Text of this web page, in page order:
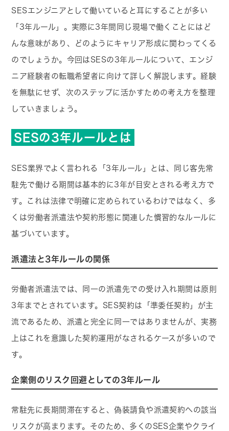
SESエンジニアとして働いていると耳にすることが多い
「3年ルール」。実際に3年間同じ現場で働くことにはど
んな意味があり、どのようにキャリア形成に関わってくる
のでしょうか。今回はSESの3年ルールについて、エンジ
ニア経験者の転職希望者に向けて詳しく解説します。経験
を無駄にせず、次のステップに活かすための考え方を整理
していきましょう。
SESの3年ルールとは
SES業界でよく言われる「3年ルール」とは、同じ客先常
駐先で働ける期間は基本的に3年が目安とされる考え方で
す。これは法律で明確に定められているわけではなく、多
くは労働者派遣法や契約形態に関連した慣習的なルールに
基づいています。
派遣法と3年ルールの関係
労働者派遣法では、同一の派遣先での受け入れ期間は原則
3年までとされています。SES契約は「準委任契約」が主
流であるため、派遣と完全に同一ではありませんが、実務
上はこれを意識した契約運用がなされるケースが多いので
す。
企業側のリスク回避としての3年ルール
常駐先に長期間滞在すると、偽装請負や派遣契約への該当
リスクが高まります。そのため、多くのSES企業やクライ